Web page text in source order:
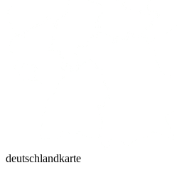
deutschlandkarte